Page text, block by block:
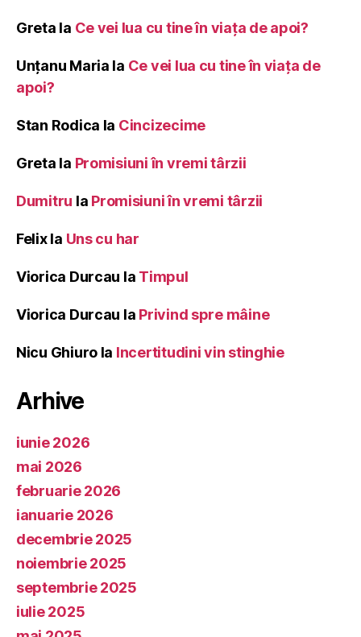
Greta la Ce vei lua cu tine în viața de apoi?
Unțanu Maria la Ce vei lua cu tine în viața de
apoi?
Stan Rodica la Cincizecime
Greta la Promisiuni în vremi târzii
Dumitru la Promisiuni în vremi târzii
Felixla Uns cu har
Viorica Durcau la Timpul
Viorica Durcau la Privind spre mâine
Nicu Ghiuro la Incertitudini vin stinghie
Arhive
iunie 2026
mai 2026
februarie 2026
ianuarie 2026
decembrie 2025
noiembrie 2025
septembrie 2025
iulie 2025